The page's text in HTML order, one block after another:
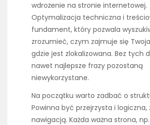
wdrożenie na stronie internetowej.
Optymalizacja techniczna i
fundament, który pozwala
zrozumieć, czym zajmuje się
gdzie jest zlokalizowana. Bez tych
nawet najlepsze frazy pozostaną
niewykorzystane.
Na początku warto zadbać o
Powinna być przejrzysta i logiczna,
nawigacją. Każda ważna strona, np.